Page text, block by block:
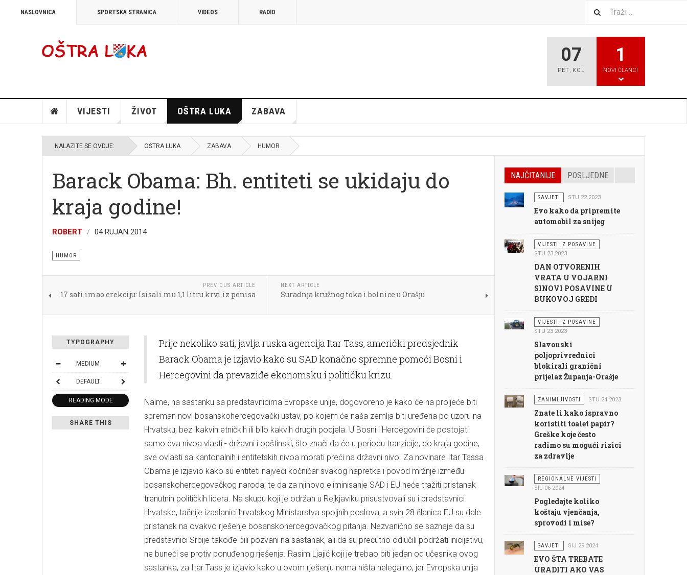
NASLOVNICA SPORTSKA STRANICA VIDEOS RADIO
07
PET, KOL
1
NOVI ČLANCI
VIJESTI ŽIVOT OŠTRA LUKA ZABAVA
NALAZITE SE OVDJE: OŠTRA LUKA ZABAVA HUMOR
Barack Obama: Bh. entiteti se ukidaju do
kraja godine!
ROBERT 04 RUJAN 2014
HUMOR
PREVIOUS ARTICLE
17 sati imao erekciju: Isisali mu 1,1 litru krvi iz penisa
NEXT ARTICLE
Suradnja kružnog toka i bolnice u Orašju
TYPOGRAPHY
MEDIUM
DEFAULT
READING MODE
SHARE THIS
Prije nekoliko sati, javlja ruska agencija Itar Tass, američki predsjednik
Barack Obama je izjavio kako su SAD konačno spremne pomoći Bosni i
Hercegovini da prevaziđe ekonomsku i političku krizu.
Naime, na sastanku sa predstavnicima Evropske unije, dogovoreno je kako će na proljeće biti
spreman novi bosanskohercegovački ustav, po kojem će naša zemlja biti uređena po uzoru na
Hrvatsku, bez ikakvih etničkih ili bilo kakvih drugih podjela. U Bosni i Hercegovini će postojati
samo dva nivoa vlasti - državni i opštinski, što znači da će u periodu tranzicije, do kraja godine,
sve ovlasti sa kantonalnih i entitetskih nivoa morati preći na državni nivo. Za novinare Itar Tassa
Obama je izjavio kako su entiteti najveći kočničar svakog napretka i povod mržnje između
bosanskohercegovačkog naroda, te da za njihovo eliminisanje SAD i EU neće tražiti pristanak
trenutnih političkih lidera. Na skupu koji je održan u Rejkjaviku prisustvovali su i predstavnici
Hrvatske, tačnije izaslanici hrvatskog Ministarstva spoljnih poslova, a svih 28 članica EU su dale
pristanak na ovakvo rješenje bosanskohercegovačkog pitanja. Nezvanično se saznaje da su
predstavnici Srbije takođe bili pozvani na sastanak, ali da su prećutno odlučili podržati inicijativu,
ne buneći se protiv ponuđenog rješenja. Rasim Ljajić koji je trebao biti jedan od učesnika ovog
sastanka, za Itar Tass je izjavio kako u ovom rješenju nema ništa nelegalno, jer Evropska unija
NAJČITANIJE POSLJEDNE
SAVJETI STU 22 2023
Evo kako da pripremite
automobil za snijeg
VIJESTI IZ POSAVINE
STU 23 2023
DAN OTVORENIH
VRATA U VOJARNI
SINOVI POSAVINE U
BUKOVOJ GREDI
VIJESTI IZ POSAVINE
STU 23 2023
Slavonski
poljoprivrednici
blokirali granični
prijelaz Županja-Orašje
ZANIMLJIVOSTI STU 24 2023
Znate li kako ispravno
koristiti toalet papir?
Greške koje često
radimo su mogući rizici
za zdravlje
REGIONALNE VIJESTI
SIJ 06 2024
Pogledajte koliko
koštaju vjenčanja,
sprovodi i mise?
SAVJETI SIJ 29 2024
EVO ŠTA TREBATE
URADITI AKO VAS